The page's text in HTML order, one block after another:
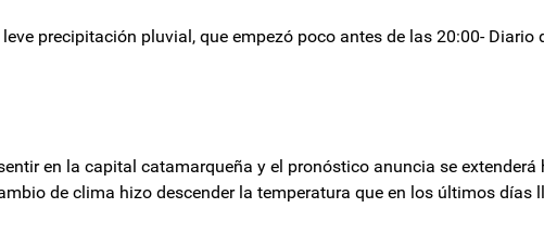
precipitación pluvial, que empezó poco antes de las 20:00- Diario
en la capital catamarqueña y el pronóstico anuncia se extenderá
de clima hizo descender la temperatura que en los últimos días